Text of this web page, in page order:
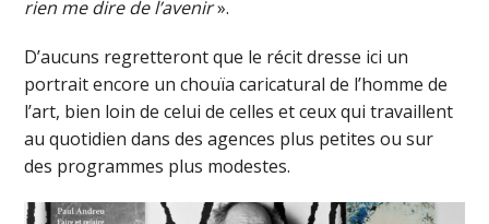
rien me dire de l’avenir».
D’aucuns regretteront que le récit dresse ici un
portrait encore un chouïa caricatural de l’homme de
l’art, bien loin de celui de celles et ceux qui travaillent
au quotidien dans des agences plus petites ou sur
des programmes plus modestes.